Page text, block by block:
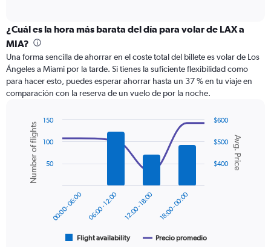
categories.
Range:
12
categories.
The
chart
has
axis
displaying
values.
Range:
¿Cuál es la hora más barata del día para volar de LAX a
MIA?
Una forma sencilla de ahorrar en el coste total del billete es volar de Los
Ángeles a Miami por la tarde. Si tienes la suficiente flexibilidad como
para hacer esto, puedes esperar ahorrar hasta un 37 % en tu viaje en
comparación con la reserva de un vuelo de por la noche.
Combination
chart
with
data
series.
Chart
graphic.
Avg. Price
Number of flights
Flight availability Precio promedio
00:00 - 06:00 06:00 - 12:00 12:00 - 18:00 18:00 - 00:00
$400
$500
$600
50
100
150